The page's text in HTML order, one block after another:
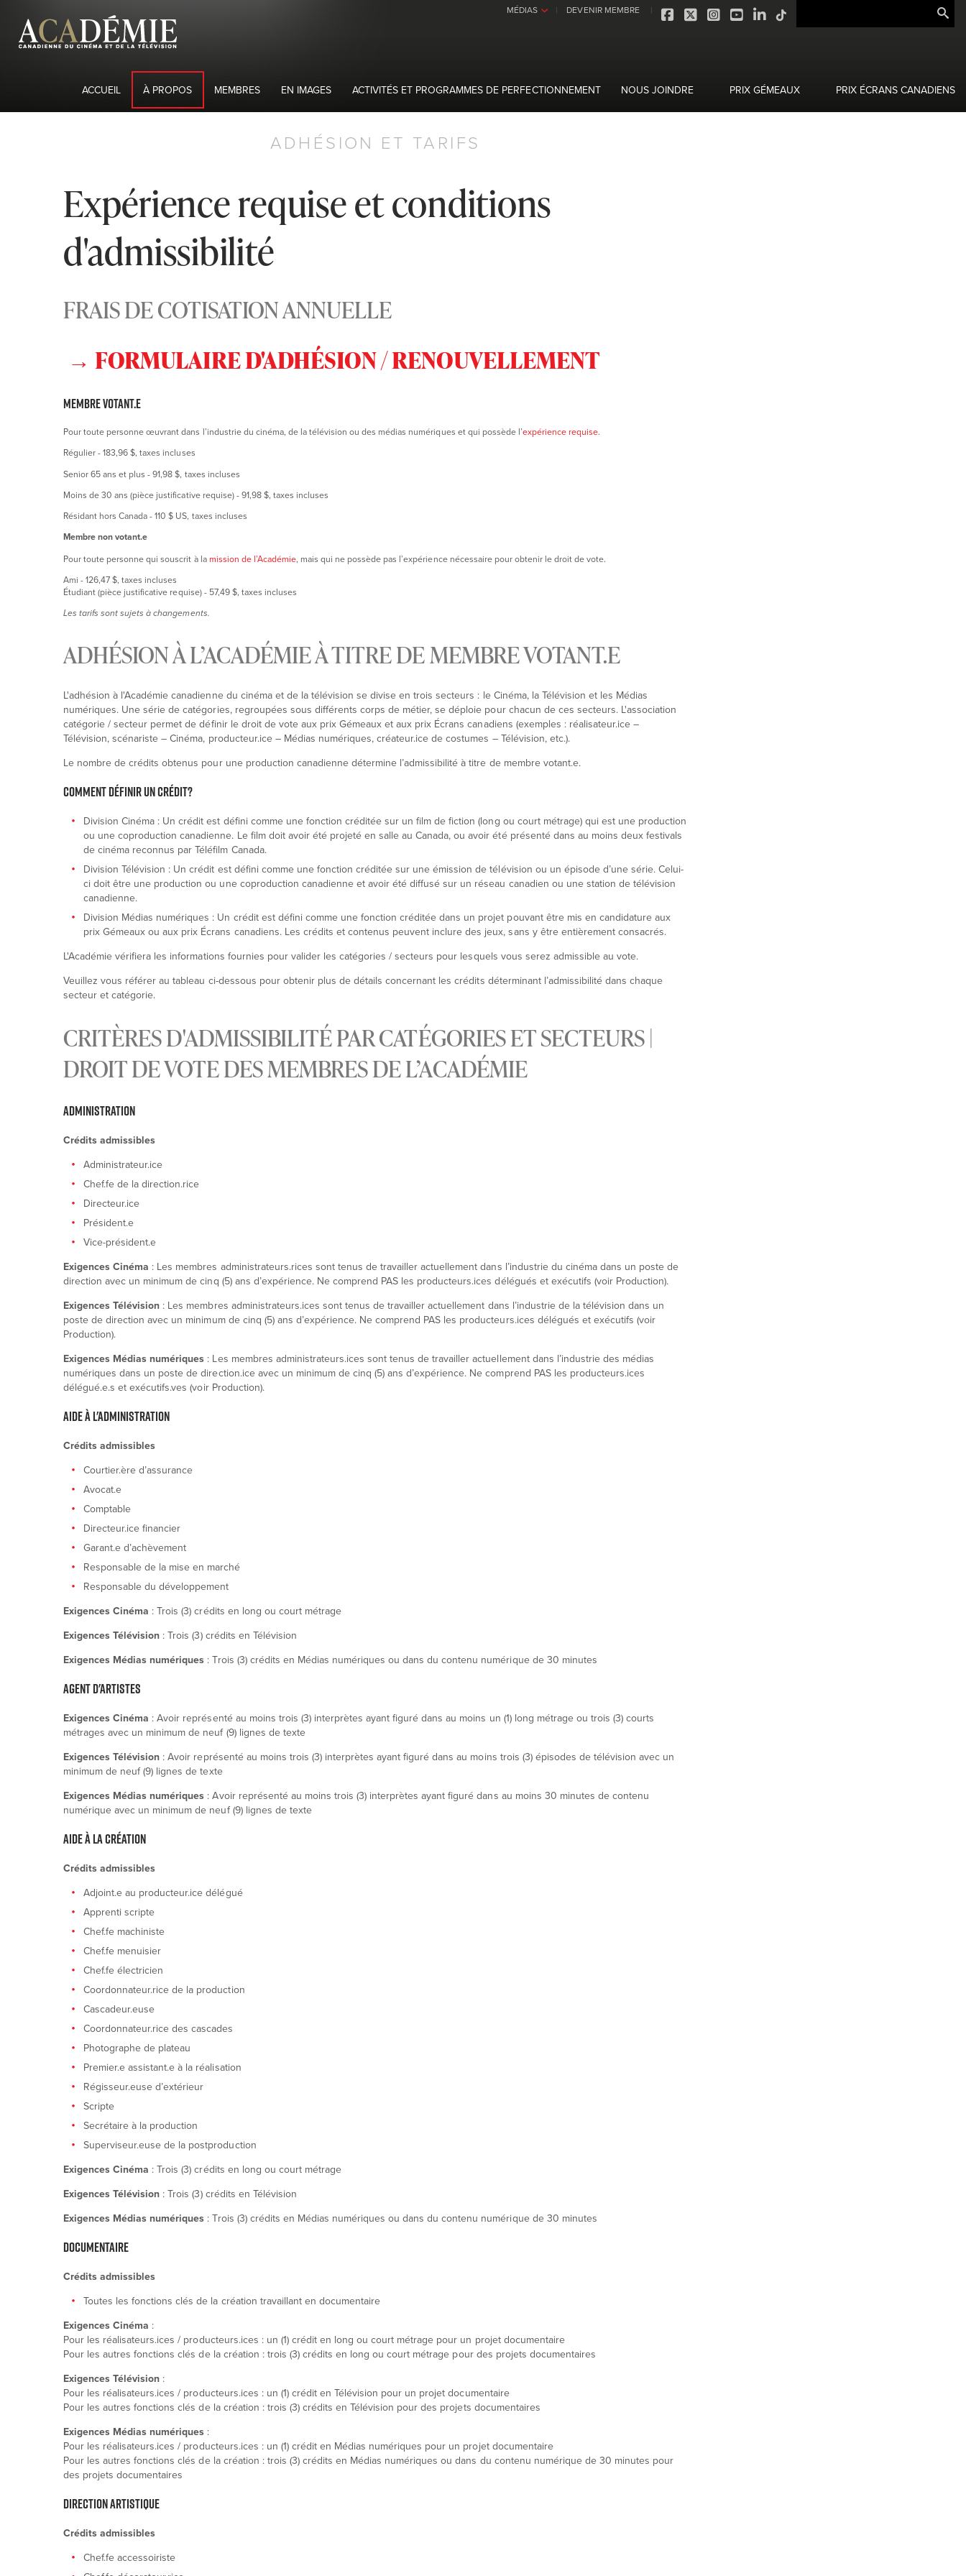
ACCUEIL À PROPOS MEMBRES EN IMAGES ACTIVITÉS ET PROGRAMMES DE PERFECTIONNEMENT NOUS JOINDRE PRIX GÉMEAUX PRIX ÉCRANS CANADIENS
MÉDIAS› DEVENIR MEMBRE
ADHÉSION ET TARIFS
Expérience requise et conditions
d'admissibilité
FRAIS DE COTISATION ANNUELLE
→ FORMULAIRE D'ADHÉSION / RENOUVELLEMENT
Membre votant.e
Pour toute personne œuvrant dans l’industrie du cinéma, de la télévision ou des médias numériques et qui possède l’expérience requise.
Régulier - 183,96 $, taxes incluses
Senior 65 ans et plus - 91,98 $, taxes incluses
Moins de 30 ans (pièce justificative requise) - 91,98 $, taxes incluses
Résidant hors Canada - 110 $ US, taxes incluses
Membre non votant.e
Pour toute personne qui souscrit à la mission de l’Académie, mais qui ne possède pas l’expérience nécessaire pour obtenir le droit de vote.
Ami - 126,47 $, taxes incluses
Étudiant (pièce justificative requise) - 57,49 $, taxes incluses
Les tarifs sont sujets à changements.
ADHÉSION À L’ACADÉMIE À TITRE DE MEMBRE VOTANT.E
L'adhésion à l'Académie canadienne du cinéma et de la télévision se divise en trois secteurs : le Cinéma, la Télévision et les Médias
numériques. Une série de catégories, regroupées sous différents corps de métier, se déploie pour chacun de ces secteurs. L'association
catégorie / secteur permet de définir le droit de vote aux prix Gémeaux et aux prix Écrans canadiens (exemples : réalisateur.ice –
Télévision, scénariste – Cinéma, producteur.ice – Médias numériques, créateur.ice de costumes – Télévision, etc.).
Le nombre de crédits obtenus pour une production canadienne détermine l’admissibilité à titre de membre votant.e.
Comment définir un crédit?
Division Cinéma : Un crédit est défini comme une fonction créditée sur un film de fiction (long ou court métrage) qui est une production
ou une coproduction canadienne. Le film doit avoir été projeté en salle au Canada, ou avoir été présenté dans au moins deux festivals
de cinéma reconnus par Téléfilm Canada.
Division Télévision : Un crédit est défini comme une fonction créditée sur une émission de télévision ou un épisode d’une série. Celui-
ci doit être une production ou une coproduction canadienne et avoir été diffusé sur un réseau canadien ou une station de télévision
canadienne.
Division Médias numériques : Un crédit est défini comme une fonction créditée dans un projet pouvant être mis en candidature aux
prix Gémeaux ou aux prix Écrans canadiens. Les crédits et contenus peuvent inclure des jeux, sans y être entièrement consacrés.
L'Académie vérifiera les informations fournies pour valider les catégories / secteurs pour lesquels vous serez admissible au vote.
Veuillez vous référer au tableau ci-dessous pour obtenir plus de détails concernant les crédits déterminant l’admissibilité dans chaque
secteur et catégorie.
CRITÈRES D'ADMISSIBILITÉ PAR CATÉGORIES ET SECTEURS |
DROIT DE VOTE DES MEMBRES DE L’ACADÉMIE
ADMINISTRATION
Crédits admissibles
Administrateur.ice
Chef.fe de la direction.rice
Directeur.ice
Président.e
Vice-président.e
Exigences Cinéma : Les membres administrateurs.rices sont tenus de travailler actuellement dans l’industrie du cinéma dans un poste de
direction avec un minimum de cinq (5) ans d’expérience. Ne comprend PAS les producteurs.ices délégués et exécutifs (voir Production).
Exigences Télévision : Les membres administrateurs.ices sont tenus de travailler actuellement dans l’industrie de la télévision dans un
poste de direction avec un minimum de cinq (5) ans d’expérience. Ne comprend PAS les producteurs.ices délégués et exécutifs (voir
Production).
Exigences Médias numériques : Les membres administrateurs.ices sont tenus de travailler actuellement dans l’industrie des médias
numériques dans un poste de direction.ice avec un minimum de cinq (5) ans d’expérience. Ne comprend PAS les producteurs.ices
délégué.e.s et exécutifs.ves (voir Production).
AIDE À L'ADMINISTRATION
Crédits admissibles
Courtier.ère d’assurance
Avocat.e
Comptable
Directeur.ice financier
Garant.e d’achèvement
Responsable de la mise en marché
Responsable du développement
Exigences Cinéma : Trois (3) crédits en long ou court métrage
Exigences Télévision : Trois (3) crédits en Télévision
Exigences Médias numériques : Trois (3) crédits en Médias numériques ou dans du contenu numérique de 30 minutes
AGENT D'ARTISTES
Exigences Cinéma : Avoir représenté au moins trois (3) interprètes ayant figuré dans au moins un (1) long métrage ou trois (3) courts
métrages avec un minimum de neuf (9) lignes de texte
Exigences Télévision : Avoir représenté au moins trois (3) interprètes ayant figuré dans au moins trois (3) épisodes de télévision avec un
minimum de neuf (9) lignes de texte
Exigences Médias numériques : Avoir représenté au moins trois (3) interprètes ayant figuré dans au moins 30 minutes de contenu
numérique avec un minimum de neuf (9) lignes de texte
AIDE À LA CRÉATION
Crédits admissibles
Adjoint.e au producteur.ice délégué
Apprenti scripte
Chef.fe machiniste
Chef.fe menuisier
Chef.fe électricien
Coordonnateur.rice de la production
Cascadeur.euse
Coordonnateur.rice des cascades
Photographe de plateau
Premier.e assistant.e à la réalisation
Régisseur.euse d’extérieur
Scripte
Secrétaire à la production
Superviseur.euse de la postproduction
Exigences Cinéma : Trois (3) crédits en long ou court métrage
Exigences Télévision : Trois (3) crédits en Télévision
Exigences Médias numériques : Trois (3) crédits en Médias numériques ou dans du contenu numérique de 30 minutes
DOCUMENTAIRE
Crédits admissibles
Toutes les fonctions clés de la création travaillant en documentaire
Exigences Cinéma :
Pour les réalisateurs.ices / producteurs.ices : un (1) crédit en long ou court métrage pour un projet documentaire
Pour les autres fonctions clés de la création : trois (3) crédits en long ou court métrage pour des projets documentaires
Exigences Télévision :
Pour les réalisateurs.ices / producteurs.ices : un (1) crédit en Télévision pour un projet documentaire
Pour les autres fonctions clés de la création : trois (3) crédits en Télévision pour des projets documentaires
Exigences Médias numériques :
Pour les réalisateurs.ices / producteurs.ices : un (1) crédit en Médias numériques pour un projet documentaire
Pour les autres fonctions clés de la création : trois (3) crédits en Médias numériques ou dans du contenu numérique de 30 minutes pour
des projets documentaires
DIRECTION ARTISTIQUE
Crédits admissibles
Chef.fe accessoiriste